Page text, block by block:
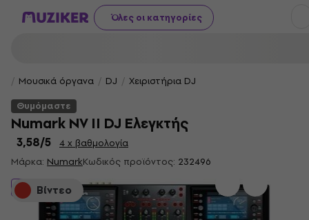
Όλες οι κατηγορίες
Μουσικά όργανα DJ
Χειριστήρια DJ
Θυμόμαστε
Numark NV II DJ Ελεγκτής
3,58/5 4 x βαθμολογία
Μάρκα: NumarkΚωδικός προϊόντος: 232496
Βίντεο
Θυμόμαστε